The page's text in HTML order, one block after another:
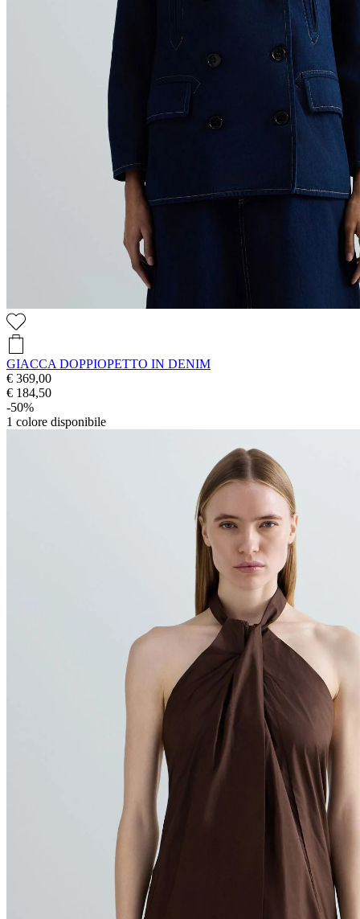
GIACCA DOPPIOPETTO IN DENIM
€ 369,00
€ 184,50
-50%
1 colore disponibile